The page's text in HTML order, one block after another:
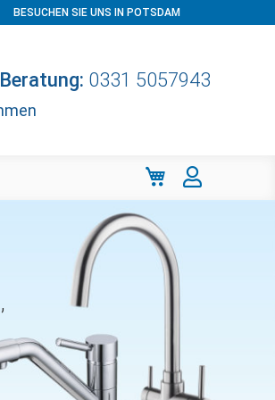
BESUCHEN SIE UNS IN POTSDAM
0331 5057943
Mein Warenkorb